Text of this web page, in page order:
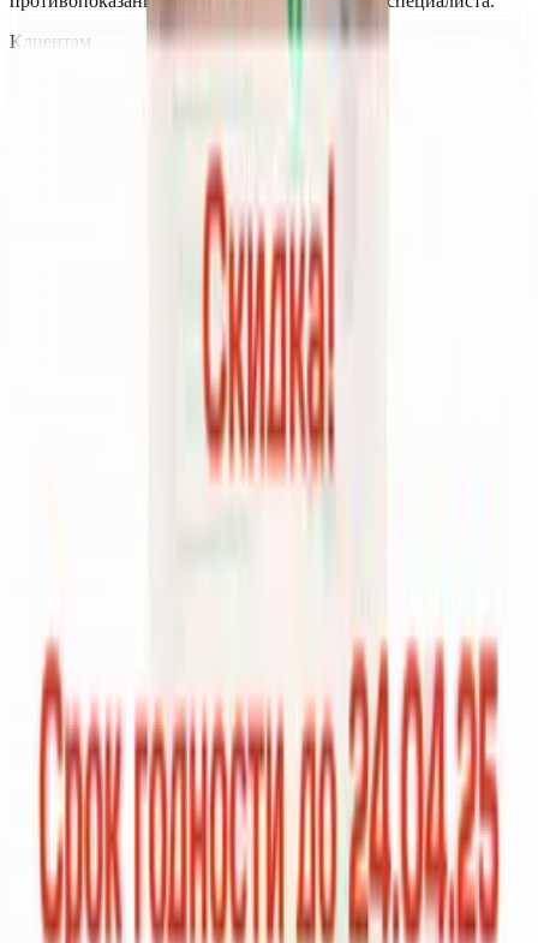
Клиентам
Способы доставки
Витамины и минералы
Частые вопросы
Мои заказы
Горячая линия
8 (931) 000-29-97
С 10 до 19 (пн.–пт.),
с 10 до 16 (сб.–вс.) по Москве
Написать нам
Не нашли нужный товар?
Статьи о здоровье и витаминах